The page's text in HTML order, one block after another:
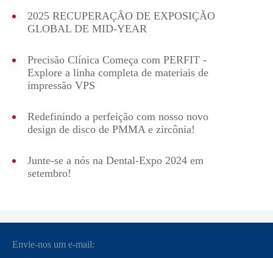
2025 RECUPERAÇÃO DE EXPOSIÇÃO
GLOBAL DE MID-YEAR
Precisão Clínica Começa com PERFIT -
Explore a linha completa de materiais de
impressão VPS
Redefinindo a perfeição com nosso novo
design de disco de PMMA e zircônia!
Junte-se a nós na Dental-Expo 2024 em
setembro!
Envie-nos um e-mail: